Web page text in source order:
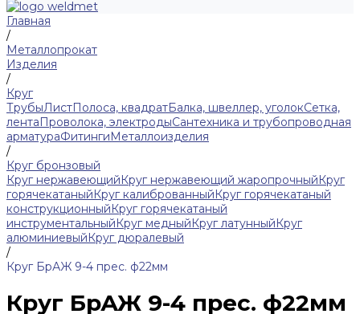
Главная
/
Металлопрокат
Изделия
/
Круг
ТрубыЛистПолоса, квадратБалка, швеллер, уголокСетка,
лентаПроволока, электродыСантехника и трубопроводная
арматураФитингиМеталлоизделия
/
Круг бронзовый
Круг нержавеющийКруг нержавеющий жаропрочныйКруг
горячекатаныйКруг калиброванныйКруг горячекатаный
конструкционныйКруг горячекатаный
инструментальныйКруг медныйКруг латунныйКруг
алюминиевыйКруг дюралевый
/
Круг БрАЖ 9-4 прес. ф22мм
Круг БрАЖ 9-4 прес. ф22мм